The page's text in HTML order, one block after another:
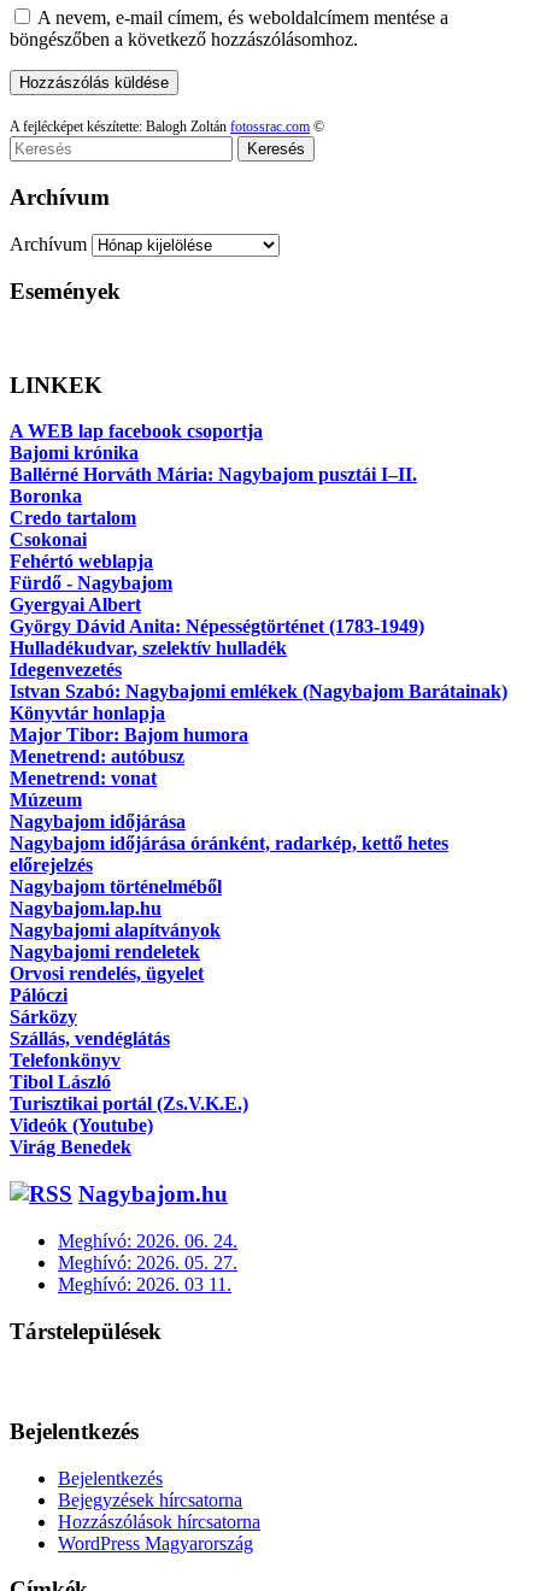
A nevem, e-mail címem, és weboldalcímem mentése a
böngészőben a következő hozzászólásomhoz.
A fejlécképet készítette: Balogh Zoltán fotossrac.com ©
Keresés
Archívum
Archívum
Események
LINKEK
A WEB lap facebook csoportja
Bajomi krónika
Ballérné Horváth Mária: Nagybajom pusztái I–II.
Boronka
Credo tartalom
Csokonai
Fehértó weblapja
Fürdő - Nagybajom
Gyergyai Albert
György Dávid Anita: Népességtörténet (1783-1949)
Hulladékudvar, szelektív hulladék
Idegenvezetés
Istvan Szabó: Nagybajomi emlékek (Nagybajom Barátainak)
Könyvtár honlapja
Major Tibor: Bajom humora
Menetrend: autóbusz
Menetrend: vonat
Múzeum
Nagybajom időjárása
Nagybajom időjárása óránként, radarkép, kettő hetes
előrejelzés
Nagybajom történelméből
Nagybajom.lap.hu
Nagybajomi alapítványok
Nagybajomi rendeletek
Orvosi rendelés, ügyelet
Pálóczi
Sárközy
Szállás, vendéglátás
Telefonkönyv
Tibol László
Turisztikai portál (Zs.V.K.E.)
Videók (Youtube)
Virág Benedek
Nagybajom.hu
Meghívó: 2026. 06. 24.
Meghívó: 2026. 05. 27.
Meghívó: 2026. 03 11.
Társtelepülések
Bejelentkezés
Bejelentkezés
Bejegyzések hírcsatorna
Hozzászólások hírcsatorna
WordPress Magyarország